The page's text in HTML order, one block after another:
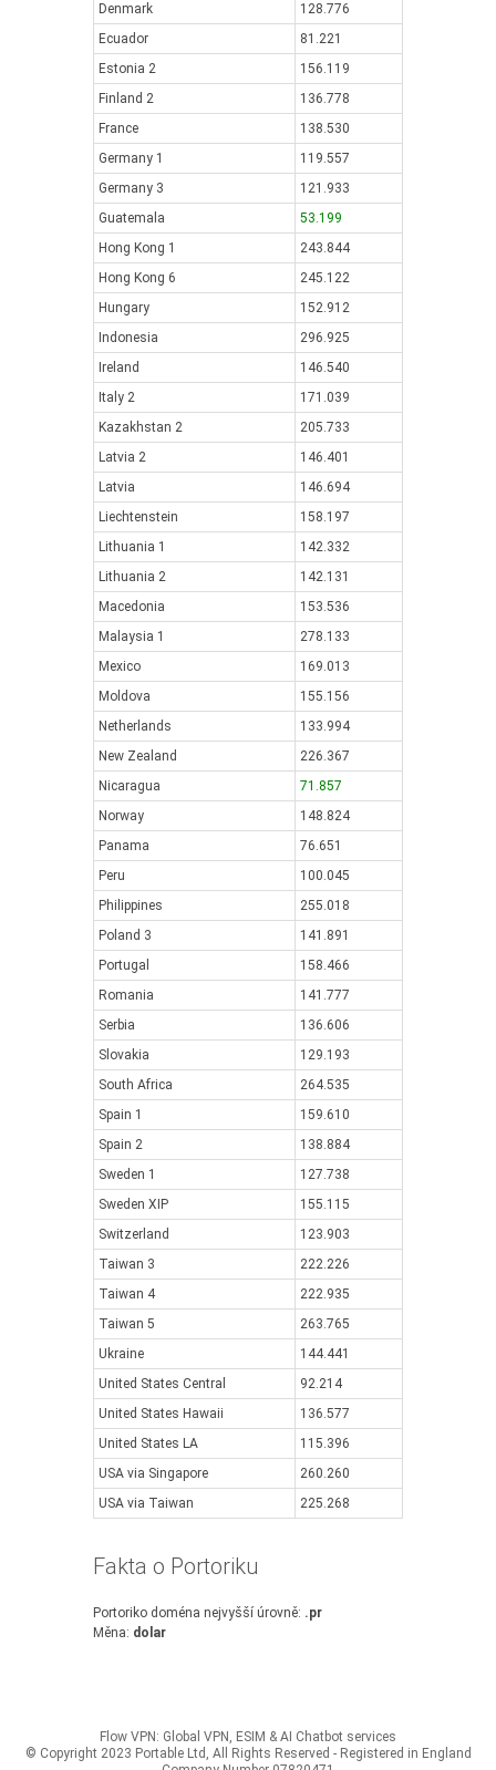
Denmark
128.776
Ecuador
81.221
Estonia 2
156.119
Finland 2
136.778
France
138.530
Germany 1
119.557
Germany 3
121.933
Guatemala
53.199
Hong Kong 1
243.844
Hong Kong 6
245.122
Hungary
152.912
Indonesia
296.925
Ireland
146.540
Italy 2
171.039
Kazakhstan 2
205.733
Latvia 2
146.401
Latvia
146.694
Liechtenstein
158.197
Lithuania 1
142.332
Lithuania 2
142.131
Macedonia
153.536
Malaysia 1
278.133
Mexico
169.013
Moldova
155.156
Netherlands
133.994
New Zealand
226.367
Nicaragua
71.857
Norway
148.824
Panama
76.651
Peru
100.045
Philippines
255.018
Poland 3
141.891
Portugal
158.466
Romania
141.777
Serbia
136.606
Slovakia
129.193
South Africa
264.535
Spain 1
159.610
Spain 2
138.884
Sweden 1
127.738
Sweden XIP
155.115
Switzerland
123.903
Taiwan 3
222.226
Taiwan 4
222.935
Taiwan 5
263.765
Ukraine
144.441
United States Central
92.214
United States Hawaii
136.577
United States LA
115.396
USA via Singapore
260.260
USA via Taiwan
225.268
Fakta o Portoriku
Portoriko doména nejvyšší úrovně: .pr
Měna: dolar
Flow VPN: Global VPN, ESIM & AI Chatbot services
© Copyright 2023 Portable Ltd, All Rights Reserved - Registered in England